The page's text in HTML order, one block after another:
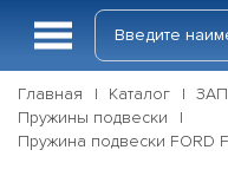
Главная Каталог
Пружины подвески
Пружина подвески FORD